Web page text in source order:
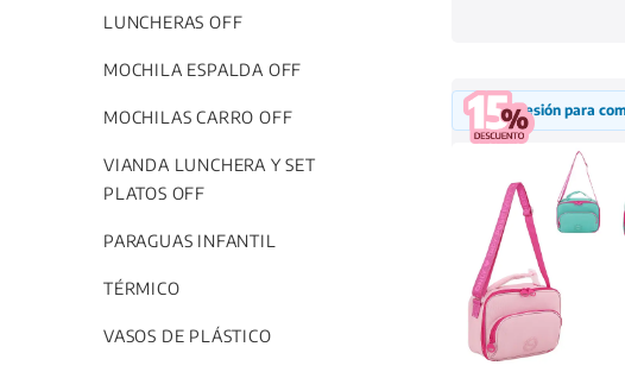
Inicia sesión para
LUNCHERAS OFF
MOCHILA ESPALDA OFF
MOCHILAS CARRO OFF
VIANDA LUNCHERA Y SET
PLATOS OFF
PARAGUAS INFANTIL
TÉRMICO
VASOS DE PLÁSTICO